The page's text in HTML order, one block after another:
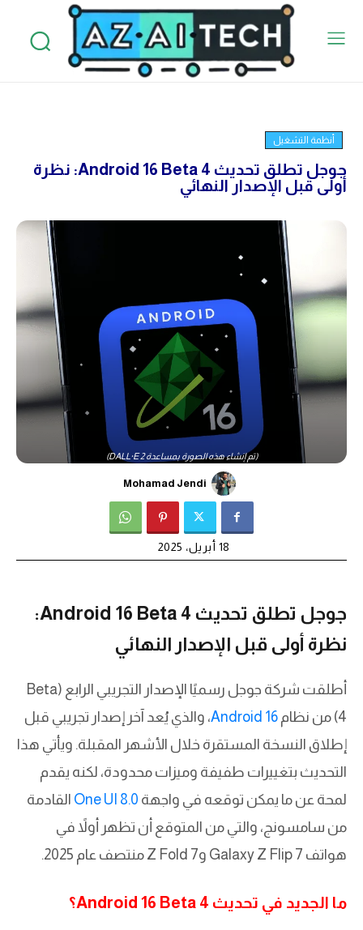
أنظمة التشغيل
جوجل تطلق تحديث Android 16 Beta 4: نظرة
أولى قبل الإصدار النهائي
(تم إنشاء هذه الصورة بمساعدة DALL·E 2)
Mohamad Jendi
18 أبريل، 2025
جوجل تطلق تحديث Android 16 Beta 4:
نظرة أولى قبل الإصدار النهائي
أطلقت شركة جوجل رسميًا الإصدار التجريبي الرابع (Beta
4) من نظام
Android 16، والذي يُعد آخر إصدار تجريبي قبل
إطلاق النسخة المستقرة خلال الأشهر المقبلة. ويأتي هذا
التحديث بتغييرات طفيفة وميزات محدودة، لكنه يقدم
لمحة عن ما يمكن توقعه في واجهة One UI 8.0 القادمة
من سامسونج، والتي من المتوقع أن تظهر أولاً في
هواتف Galaxy Z Flip 7 وZ Fold 7 منتصف عام 2025.
ما الجديد في تحديث Android 16 Beta 4؟